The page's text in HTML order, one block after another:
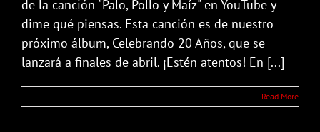
de la canción "Palo, Pollo y Maíz" en YouTube y
dime qué piensas. Esta canción es de nuestro
próximo álbum, Celebrando 20 Años, que se
lanzará a finales de abril. ¡Estén atentos! En [...]
Read More